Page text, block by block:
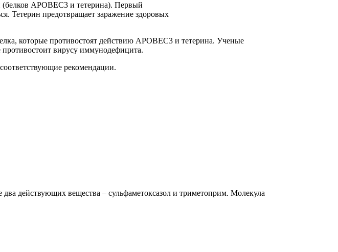
(белков АРОВЕС3 и тетерина). Первый
Тетерин предотвращает заражение здоровых
которые противостоят действию АРОВЕС3 и тетерина. Ученые
противостоит вирусу иммунодефицита.
рекомендации.
действующих вещества – сульфаметоксазол и триметоприм. Молекула